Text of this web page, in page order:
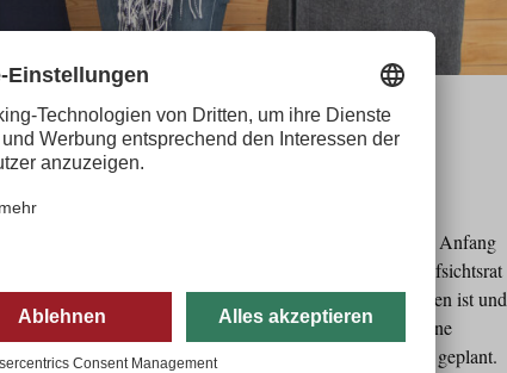
50 TeilnehmerInnen in zahlreichen Online- und
gearbeitet. In der letzten Aufsichtsratssitzung Anfang
Umsetzung zu diesem Zukunftsbild gesetzt. Der Aufsichtsrat
Initiative, weil diese Vision aus Kitzbühel gewachsen ist und
erarbeitet wurde. Die weiteren Schritte werden eine
sein, es ist auch eine offizielle Präsentation der Inhalte geplant.